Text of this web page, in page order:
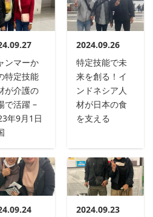
ンマーか
特定技能
が介護の
で活躍 –
年9月1日
2024.09.26
特定技能で未
来を創る！イ
ンドネシア人
材が日本の食
を支える
2024.09.23